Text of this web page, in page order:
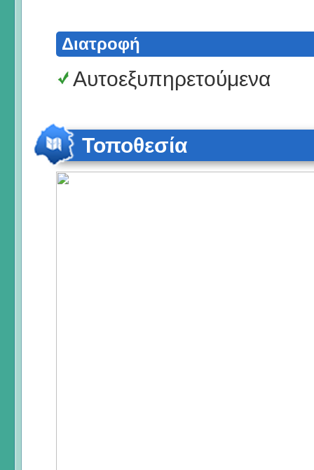
Διατροφή
Αυτοεξυπηρετούμενα
Τοποθεσία